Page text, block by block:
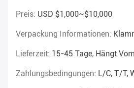
Preis: USD $1,000~$10,000
Verpackung Informationen:
Lieferzeit: 15-45 Tage, Hängt
Zahlungsbedingungen: L/C, T/T,